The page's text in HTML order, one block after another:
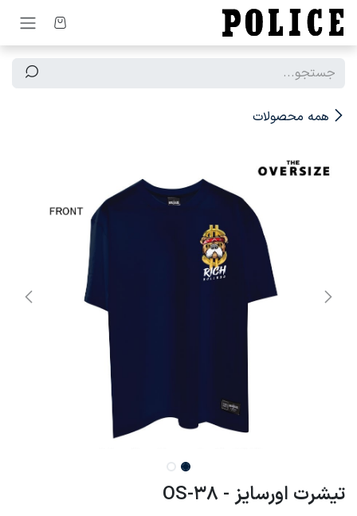
صرف نظر و مشاهده محتوا
همه محصولات
تیشرت اورسایز - OS-38